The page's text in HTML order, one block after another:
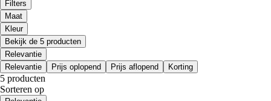
Filters
Maat
Kleur
Bekijk de 5 producten
Relevantie
Relevantie
Prijs oplopend Prijs aflopend Korting
5 producten
Sorteren op